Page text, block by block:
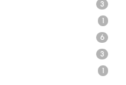
3
1
6
3
1